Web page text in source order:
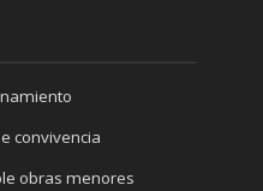
convivencia
obras menores